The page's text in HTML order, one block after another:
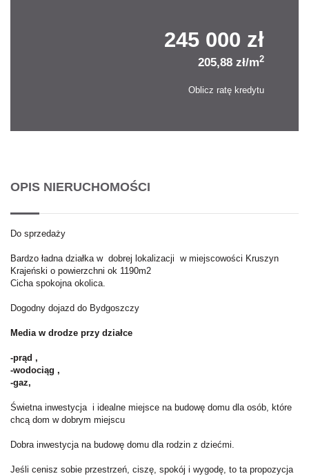
245 000 zł
205,88 zł/m2
Oblicz ratę kredytu
OPIS NIERUCHOMOŚCI
Do sprzedaży
Bardzo ładna działka w dobrej lokalizacji w miejscowości Kruszyn
Krajeński o powierzchni ok 1190m2
Cicha spokojna okolica.
Dogodny dojazd do Bydgoszczy
Media w drodze przy działce
-prąd ,
-wodociąg ,
-gaz,
Świetna inwestycja i idealne miejsce na budowę domu dla osób, które
chcą dom w dobrym miejscu
Dobra inwestycja na budowę domu dla rodzin z dziećmi.
Jeśli cenisz sobie przestrzeń, ciszę, spokój i wygodę, to ta propozycja